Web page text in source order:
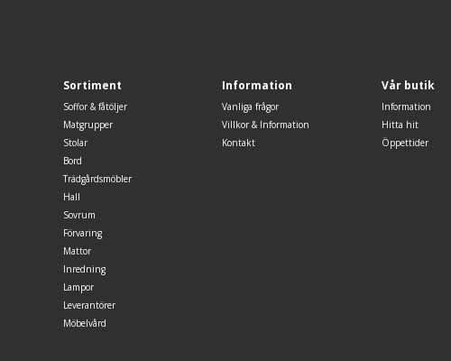
Sortiment
Soffor & fåtöljer
Matgrupper
Stolar
Bord
Trädgårdsmöbler
Hall
Sovrum
Förvaring
Mattor
Inredning
Lampor
Leverantörer
Möbelvård
Information
Vanliga frågor
Villkor & Information
Kontakt
Vår butik
Information
Hitta hit
Öppettider